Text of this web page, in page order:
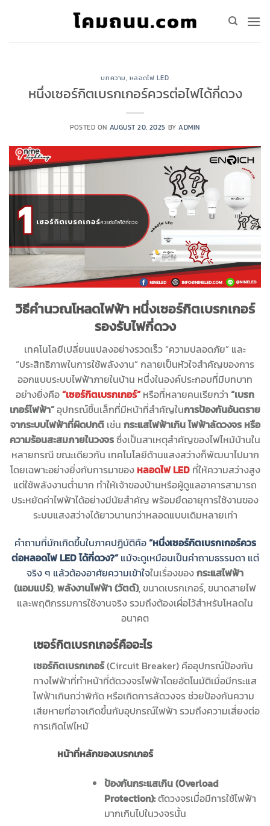
บทความ, หลอดไฟ LED
หนึ่งเซอร์กิตเบรกเกอร์ควรต่อไฟได้กี่ดวง
POSTED ON AUGUST 20, 2025 BYADMIN
วิธีคำนวณโหลดไฟฟ้า หนึ่งเซอร์กิตเบรกเกอร์
รองรับไฟกี่ดวง
เทคโนโลยีเปลี่ยนแปลงอย่างรวดเร็ว “ความปลอดภัย” และ
“ประสิทธิภาพในการใช้พลังงาน” กลายเป็นหัวใจสำคัญของการ
ออกแบบระบบไฟฟ้าภายในบ้าน หนึ่งในองค์ประกอบที่มีบทบาท
อย่างยิ่งคือ“เซอร์กิตเบรกเกอร์” หรือที่หลายคนเรียกว่า “เบรก
เกอร์ไฟฟ้า”อุปกรณ์ชิ้นเล็กที่มีหน้าที่สำคัญในการป้องกันอันตราย
จากระบบไฟฟ้าที่ผิดปกติเช่น กระแสไฟฟ้าเกิน ไฟฟ้าลัดวงจร หรือ
ความร้อนสะสมภายในวงจรซึ่งเป็นสาเหตุสำคัญของไฟไหม้บ้านใน
หลายกรณี ขณะเดียวกัน เทคโนโลยีด้านแสงสว่างก็พัฒนาไปมาก
โดยเฉพาะอย่างยิ่งกับการมาของ หลอดไฟ LEDที่ให้ความสว่างสูง
แต่ใช้พลังงานต่ำมาก ทำให้เจ้าของบ้านหรือผู้ดูแลอาคารสามารถ
ประหยัดค่าไฟฟ้าได้อย่างมีนัยสำคัญ พร้อมยืดอายุการใช้งานของ
ระบบแสงสว่างได้ยาวนานกว่าหลอดแบบเดิมหลายเท่า
คำถามที่มักเกิดขึ้นในภาคปฏิบัติคือ“หนึ่งเซอร์กิตเบรกเกอร์ควร
ต่อหลอดไฟ LED ได้กี่ดวง?”แม้จะดูเหมือนเป็นคำถามธรรมดา แต่
จริง ๆ แล้วต้องอาศัยความเข้าใจในเรื่องของกระแสไฟฟ้า
(แอมแปร์),พลังงานไฟฟ้า (วัตต์), ขนาดเบรกเกอร์, ขนาดสายไฟ
และพฤติกรรมการใช้งานจริง รวมถึงต้องเผื่อไว้สำหรับโหลดใน
อนาคต
เซอร์กิตเบรกเกอร์คืออะไร
เซอร์กิตเบรกเกอร์(Circuit Breaker) คืออุปกรณ์ป้องกัน
ทางไฟฟ้าที่ทำหน้าที่ตัดวงจรไฟฟ้าโดยอัตโนมัติเมื่อมีกระแส
ไฟฟ้าเกินกว่าพิกัด หรือเกิดการลัดวงจร ช่วยป้องกันความ
เสียหายที่อาจเกิดขึ้นกับอุปกรณ์ไฟฟ้า รวมถึงความเสี่ยงต่อ
การเกิดไฟไหม้
หน้าที่หลักของเบรกเกอร์
ป้องกันกระแสเกิน (Overload
Protection):ตัดวงจรเมื่อมีการใช้ไฟฟ้า
มากเกินไปในวงจรนั้น